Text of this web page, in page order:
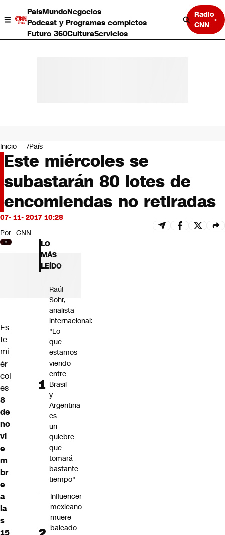
PaísMundoNegocios
Podcast y Programas completos
Futuro 360CulturaServicios
Radio
CNN
Negocios
Deportes
Programas completos
Cultura
Servicios
Bits
CNN tiempo
Futuro 360
Opinión
Inicio País
Este miércoles se
subastarán 80 lotes de
encomiendas no retiradas
07- 11- 2017 10:28
Por CNN
Es
te
mi
ér
col
es
8
de
no
vi
e
m
br
e
a
la
s
15
LO
MÁS
LEÍDO
Raúl
Sohr,
analista
internacional:
"Lo
que
estamos
viendo
entre
Brasil
y
Argentina
es
un
quiebre
que
tomará
bastante
tiempo"
Influencer
mexicano
muere
baleado